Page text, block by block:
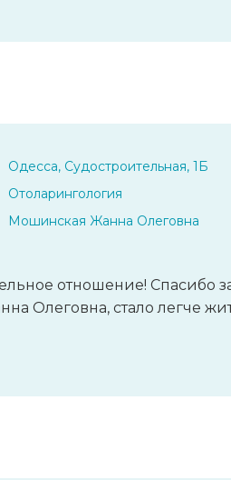
Одесса, Судостроительная, 1Б
Отоларингология
Мошинская Жанна Олеговна
отношение! Спасибо
Олеговна, стало легче